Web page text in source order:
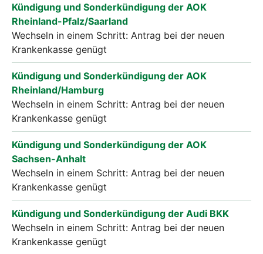
Kündigung und Sonderkündigung der AOK
Rheinland-Pfalz/Saarland
Wechseln in einem Schritt: Antrag bei der neuen
Krankenkasse genügt
Kündigung und Sonderkündigung der AOK
Rheinland/Hamburg
Wechseln in einem Schritt: Antrag bei der neuen
Krankenkasse genügt
Kündigung und Sonderkündigung der AOK
Sachsen-Anhalt
Wechseln in einem Schritt: Antrag bei der neuen
Krankenkasse genügt
Kündigung und Sonderkündigung der Audi BKK
Wechseln in einem Schritt: Antrag bei der neuen
Krankenkasse genügt